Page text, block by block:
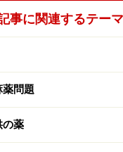
パク質に対して与え
に私たちの血液の血
ン」と呼びます。
るタンパク質の半分
したり、さまざまな
果たしています。
事に関連するテーマ
問題
の薬